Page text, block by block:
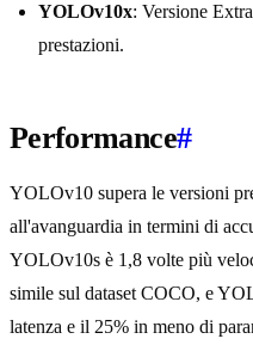
YOLOv10x: Versione
prestazioni.
Performance#
YOLOv10 supera le versioni
all'avanguardia in termini di
YOLOv10s è 1,8 volte più
simile sul dataset COCO, e
latenza e il 25% in meno di